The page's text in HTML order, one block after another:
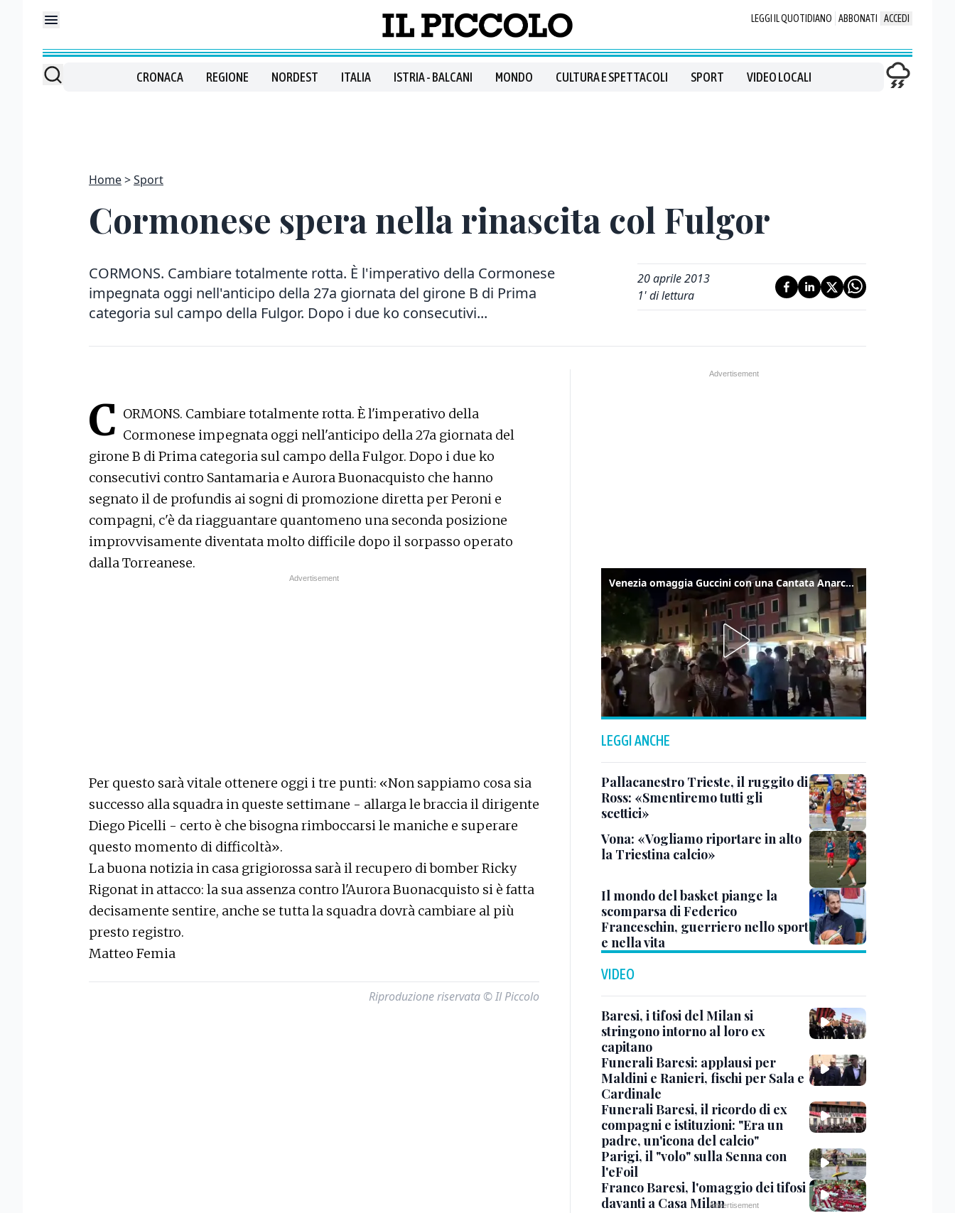
LEGGI IL QUOTIDIANO ABBONATI ACCEDI
CRONACA REGIONE NORDEST ITALIA ISTRIA - BALCANI MONDO CULTURA E SPETTACOLI SPORT VIDEO LOCALI
Home Sport
Cormonese spera nella rinascita col Fulgor
CORMONS. Cambiare totalmente rotta. È l'imperativo della Cormonese
impegnata oggi nell'anticipo della 27a giornata del girone B di Prima
categoria sul campo della Fulgor. Dopo i due ko consecutivi...
20 aprile 2013
1' di lettura
C ORMONS. Cambiare totalmente rotta. È l'imperativo della
Cormonese impegnata oggi nell'anticipo della 27a giornata del
girone B di Prima categoria sul campo della Fulgor. Dopo i due ko
consecutivi contro Santamaria e Aurora Buonacquisto che hanno
segnato il de profundis ai sogni di promozione diretta per Peroni e
compagni, c'è da riagguantare quantomeno una seconda posizione
improvvisamente diventata molto difficile dopo il sorpasso operato
dalla Torreanese.
Per questo sarà vitale ottenere oggi i tre punti: «Non sappiamo cosa sia
successo alla squadra in queste settimane - allarga le braccia il dirigente
Diego Picelli - certo è che bisogna rimboccarsi le maniche e superare
questo momento di difficoltà».
La buona notizia in casa grigiorossa sarà il recupero di bomber Ricky
Rigonat in attacco: la sua assenza contro l'Aurora Buonacquisto si è fatta
decisamente sentire, anche se tutta la squadra dovrà cambiare al più
presto registro.
Matteo Femia
Riproduzione riservata © Il Piccolo
Venezia omaggia Guccini con una Cantata Anarchica in campo Santa Margherita
LEGGI ANCHE
Pallacanestro Trieste, il ruggito di
Ross: «Smentiremo tutti gli
scettici»
Vona: «Vogliamo riportare in alto
la Triestina calcio»
Il mondo del basket piange la
scomparsa di Federico
Franceschin, guerriero nello sport
e nella vita
VIDEO
Baresi, i tifosi del Milan si
stringono intorno al loro ex
capitano
Funerali Baresi: applausi per
Maldini e Ranieri, fischi per Sala e
Cardinale
Funerali Baresi, il ricordo di ex
compagni e istituzioni: "Era un
padre, un'icona del calcio"
Parigi, il "volo" sulla Senna con
l'eFoil
Franco Baresi, l'omaggio dei tifosi
davanti a Casa Milan